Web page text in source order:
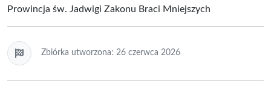
Prowincja św. Jadwigi Zakonu Braci Mniejszych
Zbiórka utworzona: 26 czerwca 2026